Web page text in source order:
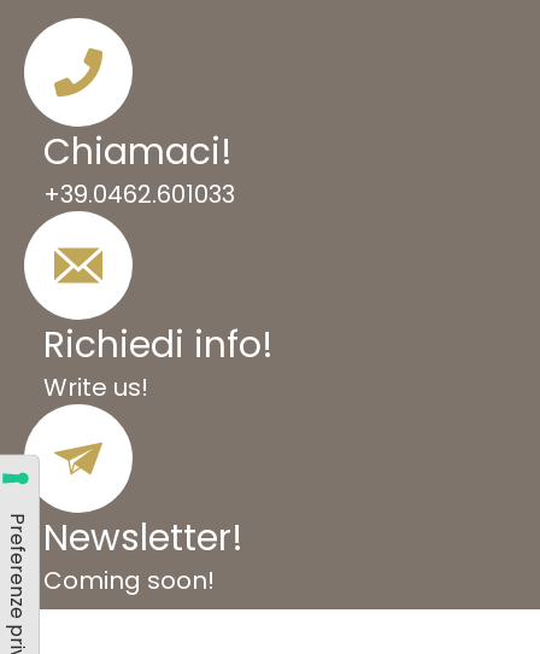
Chiamaci!
+39.0462.601033
Richiedi info!
Write us!
Newsletter!
Coming soon!